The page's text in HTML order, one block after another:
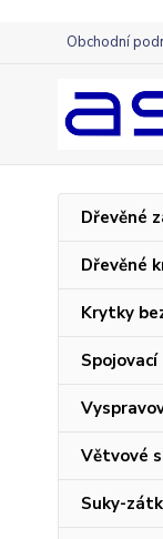
Obchodní
Dřevěné
Dřevěné
Krytky
Větvové
Suky-